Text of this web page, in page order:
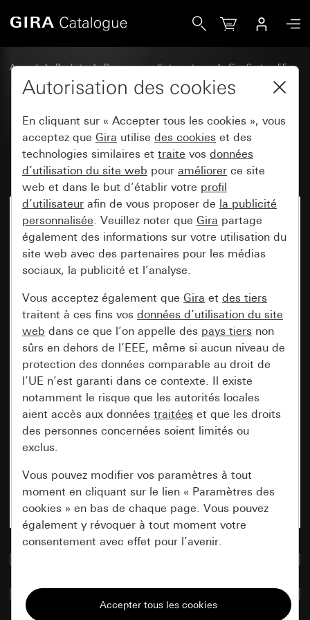
Accueil Produits Programmes d'interrupteurs
Gira System 55
Commuter et pousser
Module rapporté de commande
BT System 3000 System 55
Autorisation des cookies
En cliquant sur « Accepter tous les cookies », vous
acceptez que Gira utilise des cookies et des
technologies similaires et traite vos données
d’utilisation du site web pour améliorer ce site
web et dans le but d’établir votre profil
d’utilisateur afin de vous proposer de la publicité
personnalisée. Veuillez noter que Gira partage
également des informations sur votre utilisation du
site web avec des partenaires pour les médias
sociaux, la publicité et l’analyse.
Vous acceptez également que Gira et des tiers
traitent à ces fins vos données d’utilisation du site
web dans ce que l’on appelle des pays tiers non
sûrs en dehors de l’EEE, même si aucun niveau de
protection des données comparable au droit de
l’UE n’est garanti dans ce contexte. Il existe
notamment le risque que les autorités locales
aient accès aux données traitées et que les droits
des personnes concernées soient limités ou
exclus.
Vous pouvez modifier vos paramètres à tout
moment en cliquant sur le lien « Paramètres des
cookies » en bas de chaque page. Vous pouvez
également y révoquer à tout moment votre
consentement avec effet pour l’avenir.
Tous les cookies dont nous avons besoin pour